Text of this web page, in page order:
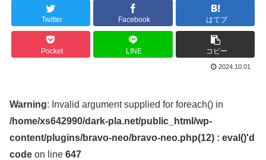
Twitter Facebook はてブ
Pocket LINE コピー
2024.10.01
Warning: Invalid argument supplied for foreach() in
/home/xs642990/dark-pla.net/public_html/wp-
content/plugins/bravo-neo/bravo-neo.php(12) : eval()'d
code on line 647